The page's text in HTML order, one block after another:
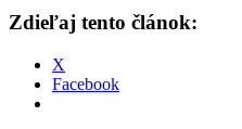
Zdieľaj tento článok:
X
Facebook